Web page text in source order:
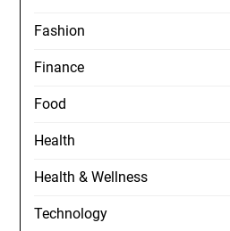
Fashion
Finance
Food
Health
Health & Wellness
Technology